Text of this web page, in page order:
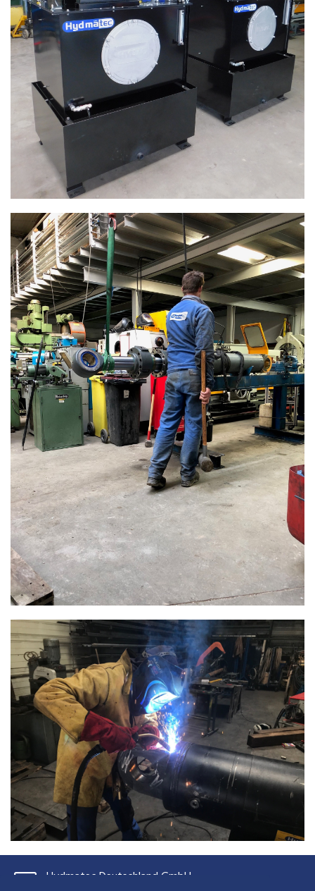
Hydmatec Deutschland GmbH